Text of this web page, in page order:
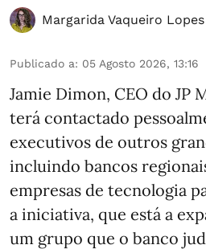
Margarida Vaqueiro Lopes
Publicado a: 05 Agosto 2026, 13:16
Jamie Dimon, CEO do JP
terá contactado
executivos de outros
incluindo bancos
empresas de tecnologia
a iniciativa, que está a
um grupo que o banco